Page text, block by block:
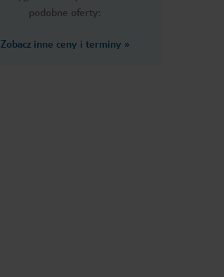
podobne oferty:
Zobacz inne ceny i terminy »